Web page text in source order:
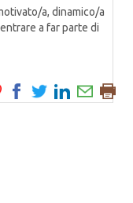
a, dinamico/a
a far parte di